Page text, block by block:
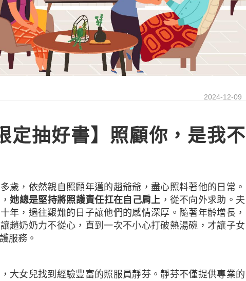
2024-12-09
定抽好書】照顧你，是我不
歲，依然親自照顧年邁的趙爺爺，盡心照料著他的日常。
她總是堅持將照護責任扛在自己肩上 ，從不向外求助。夫
年，過往艱難的日子讓他們的感情深厚。隨著年齡增長，
趙奶奶力不從心，直到一次不小心打破熱湯碗，才讓子女
服務。
大女兒找到經驗豐富的照服員靜芬。靜芬不僅提供專業的